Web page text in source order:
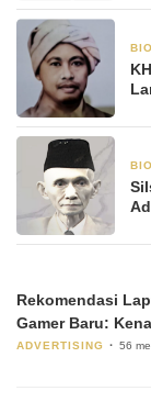
Rekomendasi
Gamer Baru:
ADVERTISING 56